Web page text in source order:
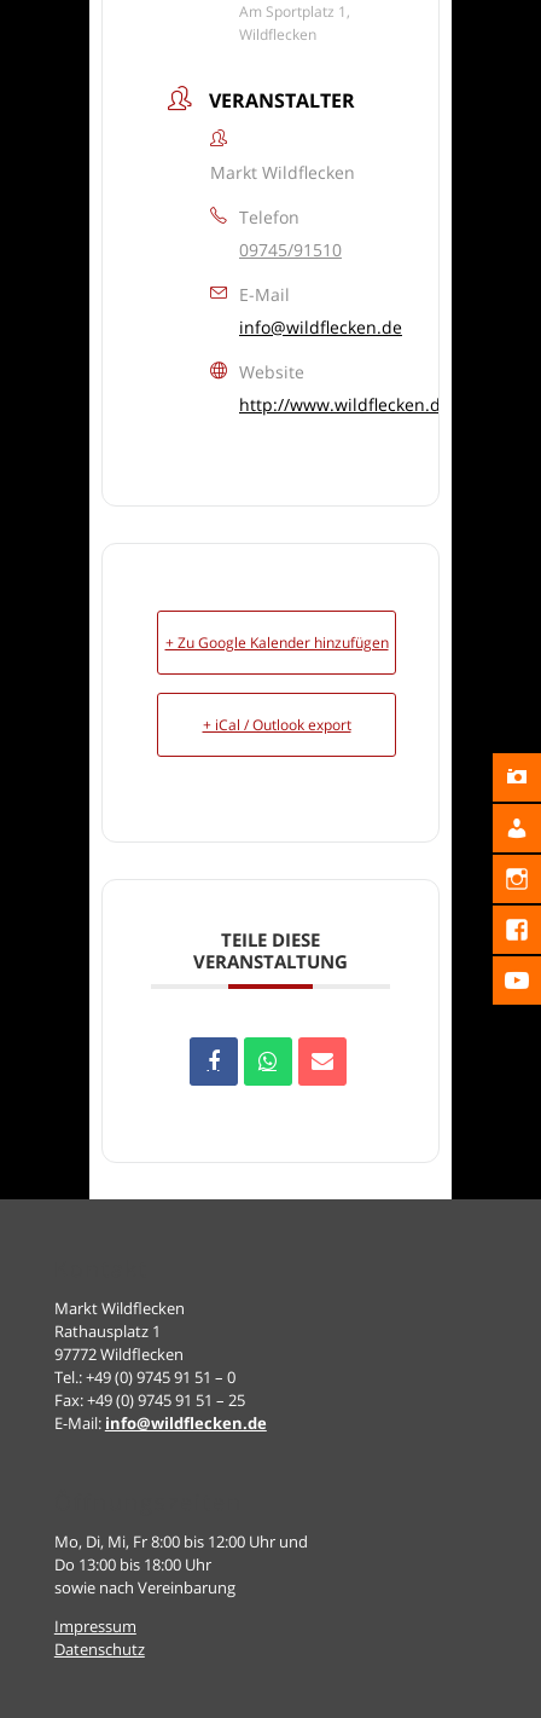
Am Sportplatz 1,
Wildflecken
VERANSTALTER
Markt Wildflecken
Telefon
09745/91510
E-Mail
info@wildflecken.de
Website
http://www.wildflecken.de
+ Zu Google Kalender hinzufügen
+ iCal / Outlook export
TEILE DIESE
VERANSTALTUNG
Markt Wildflecken
Rathausplatz 1
97772 Wildflecken
Tel.: +49 (0) 9745 91 51 – 0
Fax: +49 (0) 9745 91 51 – 25
E-Mail: info@wildflecken.de
Mo, Di, Mi, Fr 8:00 bis 12:00 Uhr und
Do 13:00 bis 18:00 Uhr
sowie nach Vereinbarung
Impressum
Datenschutz